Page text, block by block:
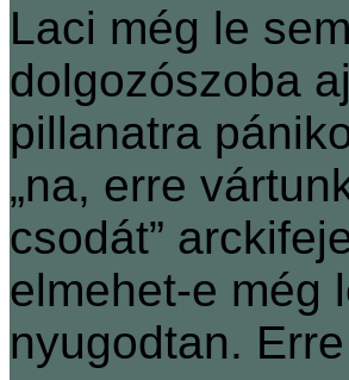
Laci még le
dolgozószoba
pillanatra
„na, erre
csodát”
elmehet-e még
nyugodtan.